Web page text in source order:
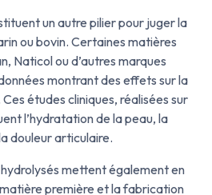
un autre pilier pour juger la
ou bovin. Certaines matières
Naticol ou d’autres marques
montrant des effets sur la
études cliniques, réalisées sur
l’hydratation de la peau, la
douleur articulaire.
mettent également en
première et la fabrication